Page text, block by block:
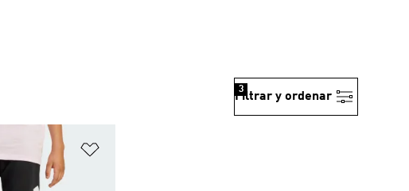
Filtrar y ordenar
3